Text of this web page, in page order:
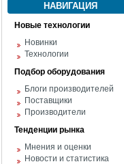
НАВИГАЦИЯ
Новые технологии
Новинки
Технологии
Подбор оборудования
Блоги производителей
Поставщики
Производители
Тенденции рынка
Мнения и оценки
Новости и статистика